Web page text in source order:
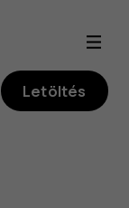
Letöltés